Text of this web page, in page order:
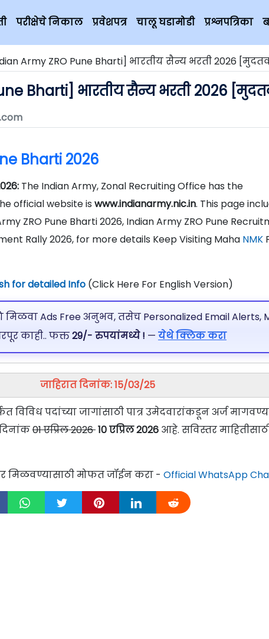
परीक्षेचे निकाल प्रवेशपत्र चालू घडामोडी प्रश्नपत्रिका
Army ZRO Pune Bharti] भारतीय सैन्य भरती 2026
Bharti] भारतीय सैन्य भरती 2026
Bharti 2026
The Indian Army, Zonal Recruiting Office has the
official website is www.indianarmy.nic.in. This page
ZRO Pune Bharti 2026, Indian Army ZRO Pune
Rally 2026, for more details Keep Visiting Maha NMK
for detailed Info (Click Here For English Version)
Ads Free अनुभव, तसेच Personalized Email Alerts,
काही.. फक्त29/- रुपयांमध्ये ! — येथे क्लिक करा
जाहिरात दिनांक: 15/03/25
विविध पदांच्या जागांसाठी पात्र उमेदवारांकडून अर्ज
01 एप्रिल 202610 एप्रिल 2026 आहे. सविस्तर
मिळवण्यासाठी मोफत जॉईन करा - Official WhatsApp